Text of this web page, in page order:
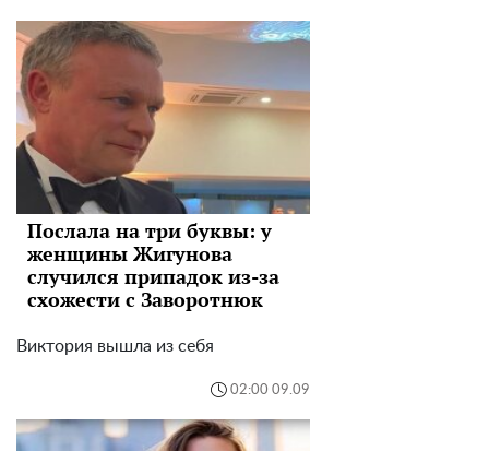
Послала на три буквы: у
женщины Жигунова
случился припадок из-за
схожести с Заворотнюк
Виктория вышла из себя
02:00 09.09